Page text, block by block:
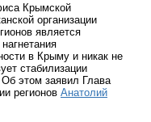
Крымской
организации
является
в Крыму и никак не
стабилизации
Об этом заявил Глава
регионов Анатолий